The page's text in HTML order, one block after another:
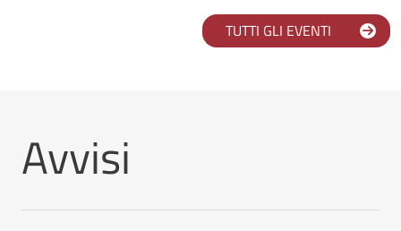
TUTTI GLI EVENTI
Avvisi